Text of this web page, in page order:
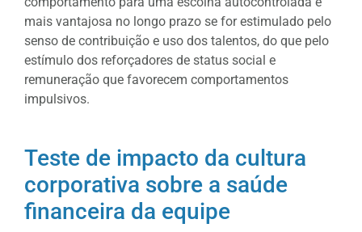
mais vantajosa no longo prazo se for estimulado pelo
senso de contribuição e uso dos talentos, do que pelo
estímulo dos reforçadores de status social e
remuneração que favorecem comportamentos
impulsivos.
Teste de impacto da cultura
corporativa sobre a saúde
financeira da equipe